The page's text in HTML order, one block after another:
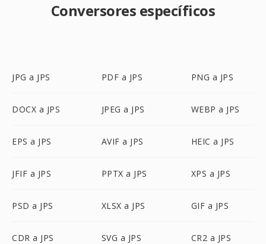
Conversores específicos
JPG a JPS PDF a JPS PNG a JPS
DOCX a JPS JPEG a JPS WEBP a JPS
EPS a JPS AVIF a JPS HEIC a JPS
JFIF a JPS PPTX a JPS XPS a JPS
PSD a JPS XLSX a JPS GIF a JPS
CDR a JPS SVG a JPS CR2 a JPS